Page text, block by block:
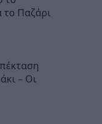
το Παζάρι
– Οι